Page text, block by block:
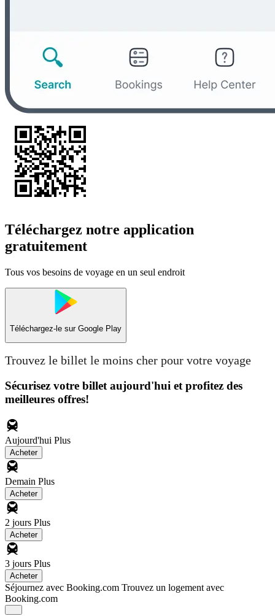
Téléchargez notre application
gratuitement
Tous vos besoins de voyage en un seul endroit
Téléchargez-le sur Google Play
Trouvez le billet le moins cher pour votre voyage
Sécurisez votre billet aujourd'hui et profitez des
meilleures offres!
Aujourd'hui Plus
Acheter
Demain Plus
Acheter
2 jours Plus
Acheter
3 jours Plus
Acheter
Séjournez avec Booking.com Trouvez un logement avec
Booking.com